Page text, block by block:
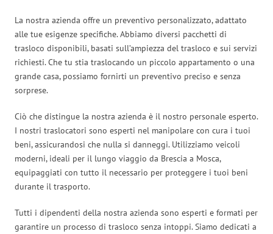
La nostra azienda offre un preventivo personalizzato, adattato
alle tue esigenze specifiche. Abbiamo diversi pacchetti di
trasloco disponibili, basati sull’ampiezza del trasloco e sui servizi
richiesti. Che tu stia traslocando un piccolo appartamento o una
grande casa, possiamo fornirti un preventivo preciso e senza
sorprese.
Ciò che distingue la nostra azienda è il nostro personale esperto.
I nostri traslocatori sono esperti nel manipolare con cura i tuoi
beni, assicurandosi che nulla si danneggi. Utilizziamo veicoli
moderni, ideali per il lungo viaggio da Brescia a Mosca,
equipaggiati con tutto il necessario per proteggere i tuoi beni
durante il trasporto.
Tutti i dipendenti della nostra azienda sono esperti e formati per
garantire un processo di trasloco senza intoppi. Siamo dedicati a